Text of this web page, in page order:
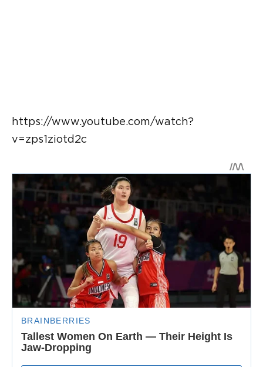
https://www.youtube.com/watch?
v=zps1ziotd2c